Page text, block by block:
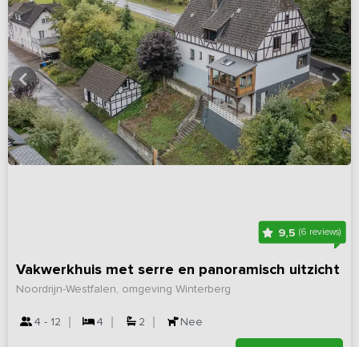
9,5(6 reviews)
Vakwerkhuis met serre en panoramisch uitzicht
Noordrijn-Westfalen, omgeving Winterberg
4 - 12 4 2 Nee